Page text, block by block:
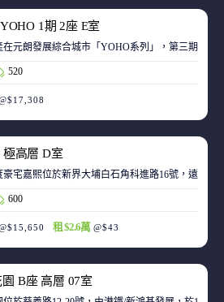
1期 2座 E室
520
極高層 D室
豪宅嘉熙位於新界大埔白石角科進路16號，遠離
600
租 $2.6萬 @$43
B座 高層 07室